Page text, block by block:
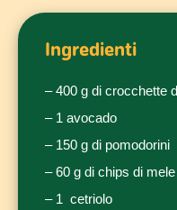
Ingredienti
– 400 g di crocchette
– 1 avocado
– 150 g di pomodorini
– 60 g di chips di
– 1 cetriolo